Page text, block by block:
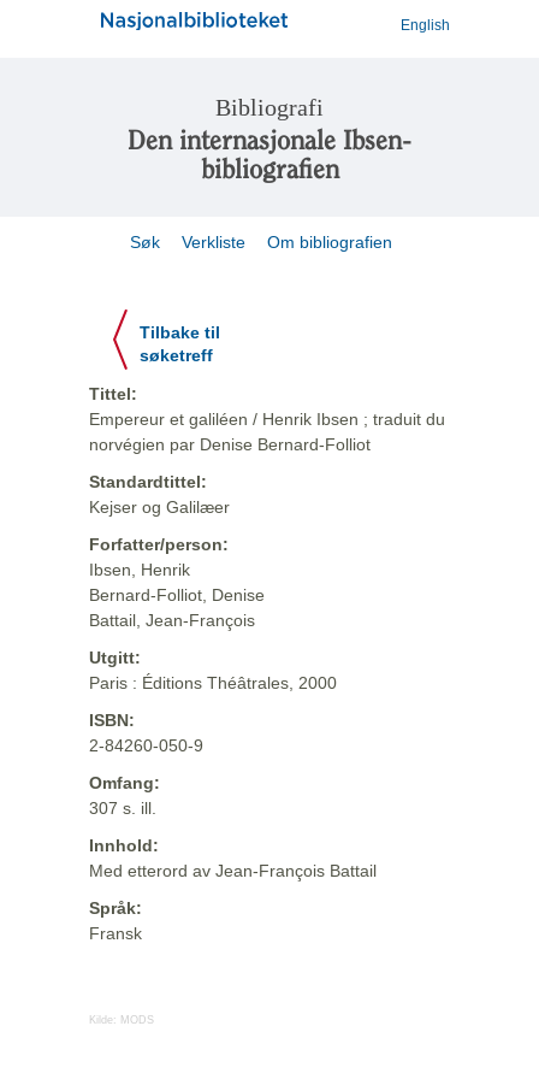
English
Bibliografi
Den internasjonale Ibsen-
bibliografien
Søk Verkliste Om bibliografien
Tilbake til
søketreff
Tittel:
Empereur et galiléen / Henrik Ibsen ; traduit du
norvégien par Denise Bernard-Folliot
Standardtittel:
Kejser og Galilæer
Forfatter/person:
Ibsen, Henrik
Bernard-Folliot, Denise
Battail, Jean-François
Utgitt:
Paris : Éditions Théâtrales, 2000
ISBN:
2-84260-050-9
Omfang:
307 s. ill.
Innhold:
Med etterord av Jean-François Battail
Språk:
Fransk
Kilde: MODS